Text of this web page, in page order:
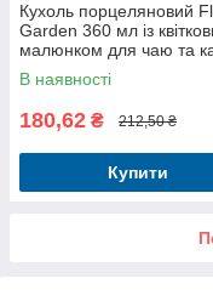
Кухоль порцеляновий
Garden 360 мл із
малюнком для чаю та
В наявності
180,62 ₴ 212,50 ₴
Купити